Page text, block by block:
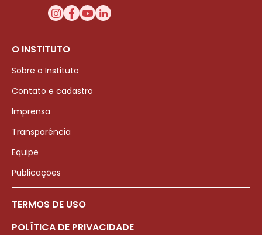
O INSTITUTO
Sobre o Instituto
Contato e cadastro
Imprensa
Transparência
Equipe
Publicações
TERMOS DE USO
POLÍTICA DE PRIVACIDADE